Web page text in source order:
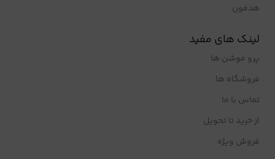
هدفون
لینک های مفید
پرو موشن ها
فروشگاه ها
تماس با ما
از خرید تا تحویل
فروش ویژه